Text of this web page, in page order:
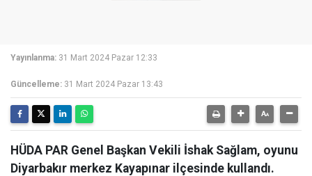
Yayınlanma: 31 Mart 2024 Pazar 12:33
Güncelleme: 31 Mart 2024 Pazar 13:43
HÜDA PAR Genel Başkan Vekili İshak Sağlam, oyunu
Diyarbakır merkez Kayapınar ilçesinde kullandı.